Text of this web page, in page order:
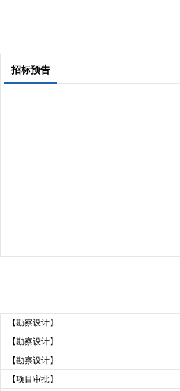
招标预告
【勘察设计】
【勘察设计】
【勘察设计】
【项目审批】